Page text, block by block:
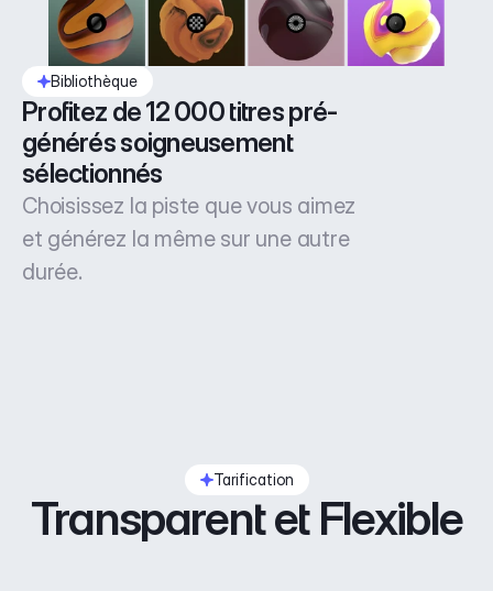
Bibliothèque
Profitez de 12 000 titres pré-
générés soigneusement
sélectionnés
Choisissez la piste que vous aimez
et générez la même sur une autre
durée.
Tarification
Transparent et Flexible